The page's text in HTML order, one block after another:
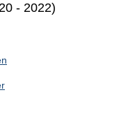
- 2022)